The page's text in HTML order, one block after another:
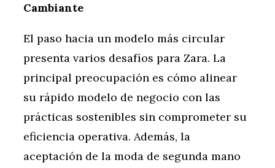
Cambiante
El paso hacia un modelo más circular
presenta varios desafíos para Zara. La
principal preocupación es cómo alinear
su rápido modelo de negocio con las
prácticas sostenibles sin comprometer su
eficiencia operativa. Además, la
aceptación de la moda de segunda mano